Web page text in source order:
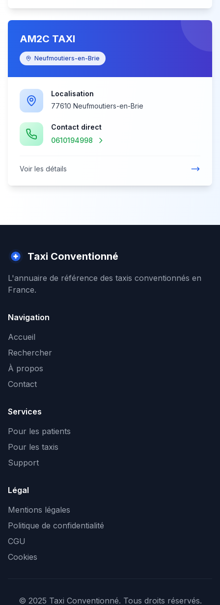
AM2C TAXI
Neufmoutiers-en-Brie
Localisation
77610 Neufmoutiers-en-Brie
Contact direct
0610194998
Voir les détails
Taxi Conventionné
L'annuaire de référence des taxis conventionnés en
France.
Navigation
Accueil
Rechercher
À propos
Contact
Services
Pour les patients
Pour les taxis
Support
Légal
Mentions légales
Politique de confidentialité
CGU
Cookies
© 2025 Taxi Conventionné. Tous droits réservés.